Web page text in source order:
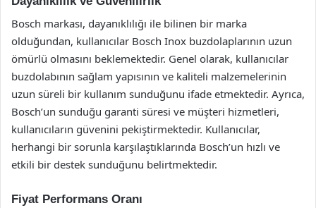
Bosch markası, dayanıklılığı ile bilinen bir marka
olduğundan, kullanıcılar Bosch Inox buzdolaplarının uzun
ömürlü olmasını beklemektedir. Genel olarak, kullanıcılar
buzdolabının sağlam yapısının ve kaliteli malzemelerinin
uzun süreli bir kullanım sunduğunu ifade etmektedir. Ayrıca,
Bosch’un sunduğu garanti süresi ve müşteri hizmetleri,
kullanıcıların güvenini pekiştirmektedir. Kullanıcılar,
herhangi bir sorunla karşılaştıklarında Bosch’un hızlı ve
etkili bir destek sunduğunu belirtmektedir.
Fiyat Performans Oranı